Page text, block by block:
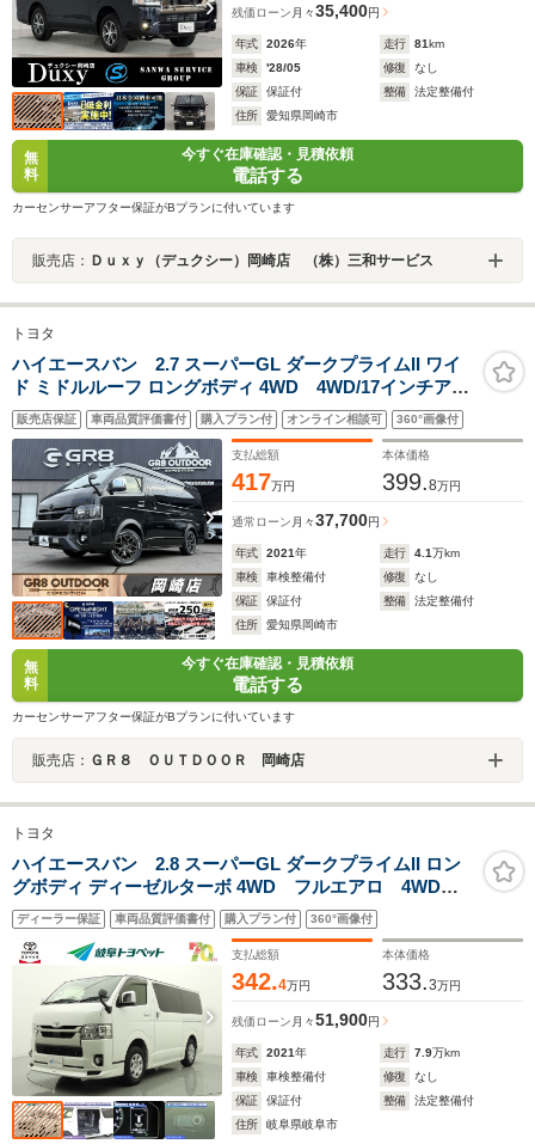
残価ローン 月々35,400円
年式 2026年 走行 81km
車検
'28/05 修復
なし
保証
保証付 整備
法定整備付
住所
愛知県岡崎市
無
料
今すぐ在庫確認・見積依頼
電話する
カーセンサーアフター保証がBプランに付いています
販売店： Ｄｕｘｙ（デュクシー）岡崎店 （株）三和サービス
トヨタ
ハイエースバン 2.7 スーパーGL ダークプライムII ワイ
ド ミドルルーフ ロングボディ 4WD 4WD/17インチアル
ミ/ベッドキット/フロントエアロ/社外テール/シートカバ
ー/フローティングナビ/パノラミックビューモニター/デジ
タルインナーミラー/衝突軽減ブレーキ/キャンピングカー/
車中泊
販売店保証 車両品質評価書付 購入プラン付 オンライン相談可 360°画像付
支払総額
417万円
本体価格
399.8万円
通常ローン 月々37,700円
年式 2021年 走行 4.1万km
車検
車検整備付 修復
なし
保証
保証付 整備
法定整備付
住所
愛知県岡崎市
無
料
今すぐ在庫確認・見積依頼
電話する
カーセンサーアフター保証がBプランに付いています
販売店： ＧＲ８ ＯＵＴＤＯＯＲ 岡崎店
トヨタ
ハイエースバン 2.8 スーパーGL ダークプライムII ロン
グボディ ディーゼルターボ 4WD フルエアロ 4WD
ディーゼル ナビ&TV 両側電動スライド メモリーナ
ビ フルセグ バックカメラ ドラレコ DVD再生 ミ
ュージックプレイヤー接続可 衝突被害軽減システム
ETC スマートキー CD
ディーラー保証 車両品質評価書付 購入プラン付 360°画像付
支払総額
342.4万円
本体価格
333.3万円
残価ローン 月々51,900円
年式 2021年 走行 7.9万km
車検
車検整備付 修復
なし
保証
保証付 整備
法定整備付
住所
岐阜県岐阜市